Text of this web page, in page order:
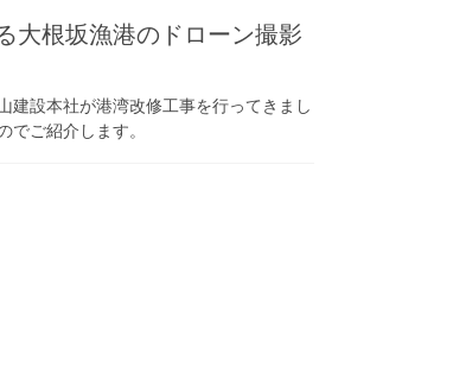
大根坂漁港のドローン撮影
建設本社が港湾改修工事を行ってきまし
ご紹介します。